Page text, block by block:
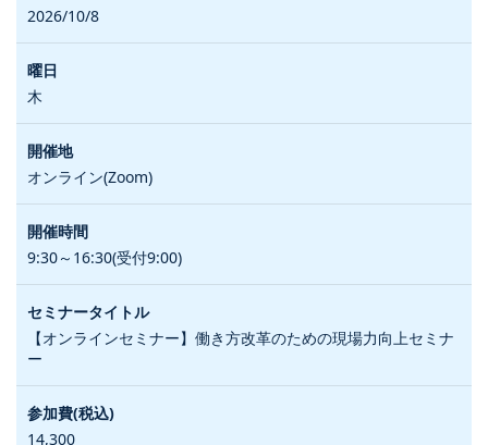
2026/10/8
木
オンライン(Zoom)
9:30～16:30(受付9:00)
【オンラインセミナー】働き方改革のための現場力向上セミナ
ー
14,300